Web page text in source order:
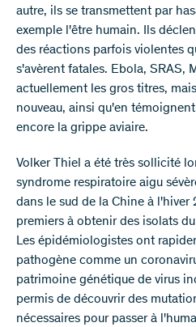
autre, ils se transmettent par
exemple l'être humain. Ils
des réactions parfois violentes
s'avèrent fatales. Ebola, SRAS,
actuellement les gros titres,
nouveau, ainsi qu'en
encore la grippe aviaire.
Volker Thiel a été très sollicité
syndrome respiratoire aigu
dans le sud de la Chine à
premiers à obtenir des isolats
Les épidémiologistes ont
pathogène comme un
patrimoine génétique de virus
permis de découvrir des
nécessaires pour passer à